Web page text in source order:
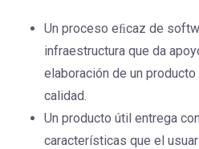
Un proceso eﬁcaz de
infraestructura que da
elaboración de un
calidad.
Un producto útil entrega
características que el